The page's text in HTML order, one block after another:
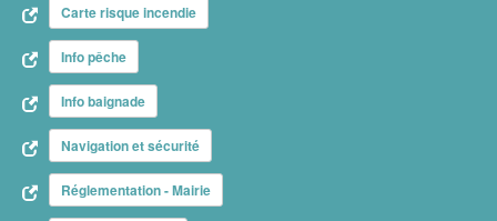
Carte risque incendie
Info pêche
Info baignade
Navigation et sécurité
Réglementation - Mairie